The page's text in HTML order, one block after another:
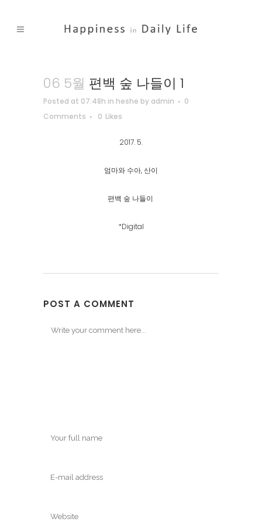
06 5월 편백 숲 나들이 1
Posted at 07:48h in heshe by admin
0
Comments
0 Likes
2017. 5.
엄마와 수아, 산이
편백 숲 나들이
*Digital
POST A COMMENT